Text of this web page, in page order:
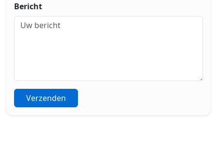
Bericht
Verzenden